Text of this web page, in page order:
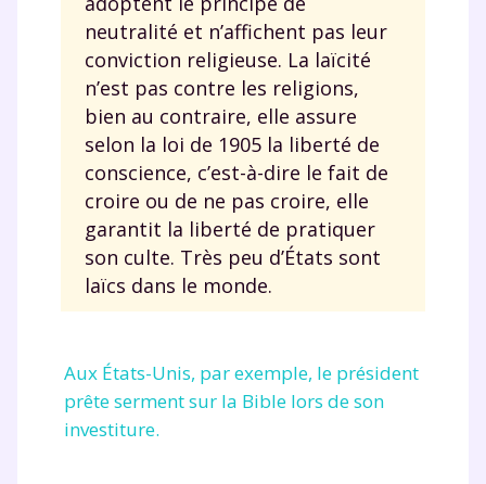
neutralité et n’affichent pas leur
conviction religieuse. La laïcité
n’est pas contre les religions,
bien au contraire, elle assure
selon la loi de 1905 la liberté de
conscience, c’est-à-dire le fait de
croire ou de ne pas croire, elle
garantit la liberté de pratiquer
son culte. Très peu d’États sont
laïcs dans le monde.
Aux États-Unis, par exemple, le président
prête serment sur la Bible lors de son
investiture.